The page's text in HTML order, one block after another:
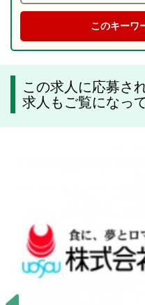
この求人に応募さ
求人もご覧になっ